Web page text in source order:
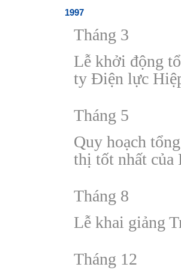
1997
Tháng 3
Lễ khởi động
ty Điện lực
Tháng 5
Quy hoạch
thị tốt nhất
Tháng 8
Lễ khai giảng
Tháng 12